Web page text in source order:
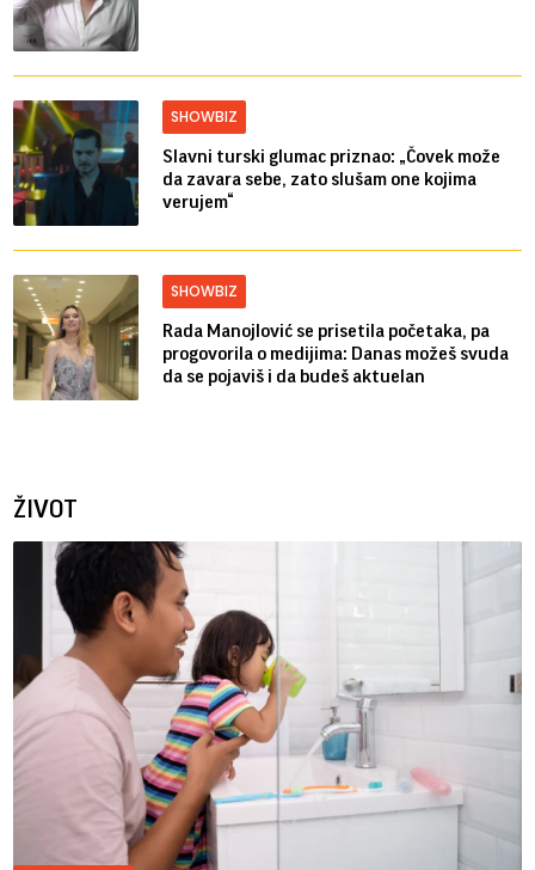
SHOWBIZ
Slavni turski glumac priznao: „Čovek može
da zavara sebe, zato slušam one kojima
verujem“
SHOWBIZ
Rada Manojlović se prisetila početaka, pa
progovorila o medijima: Danas možeš svuda
da se pojaviš i da budeš aktuelan
ŽIVOT